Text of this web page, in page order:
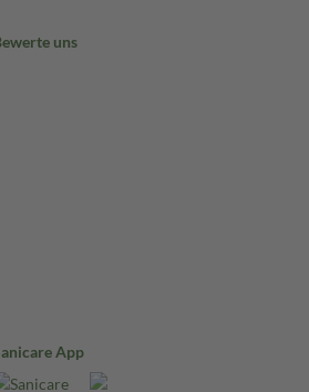
uns
App